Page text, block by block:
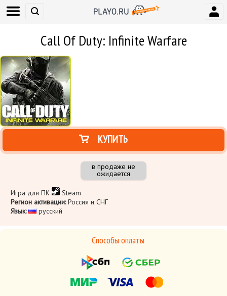
Call Of Duty: Infinite Warfare
КУПИТЬ
в продаже не
ожидается
Игра для ПК
Steam
Регион активации:Россия и СНГ
Язык:
​ русский
Способы оплаты